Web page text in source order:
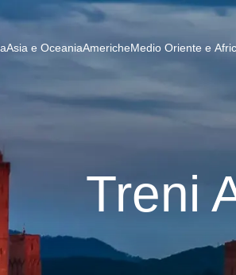
Asia e OceaniaAmericheMedio Oriente e
Treni